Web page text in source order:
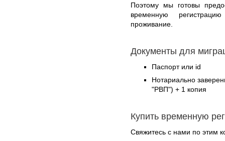
Поэтому мы готовы
временную
проживание.
Документы для
Паспорт или id
Нотариально
"РВП") + 1 копия
Купить временную
Свяжитесь с нами по этим